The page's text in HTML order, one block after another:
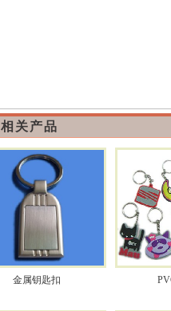
相关产品
金属钥匙扣